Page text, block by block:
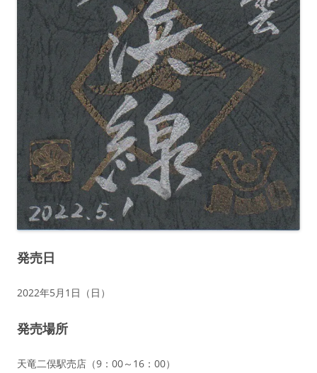
発売日
2022年5月1日（日）
発売場所
天竜二俣駅売店（9：00～16：00）